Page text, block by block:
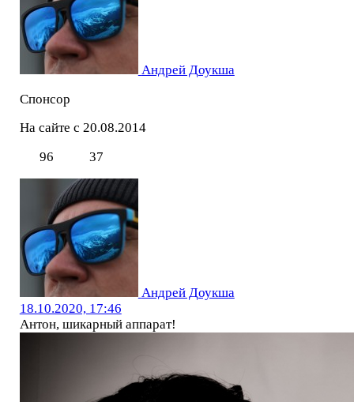
Андрей Доукша
Спонсор
На сайте с 20.08.2014
96
37
Андрей Доукша
18.10.2020, 17:46
Антон, шикарный аппарат!